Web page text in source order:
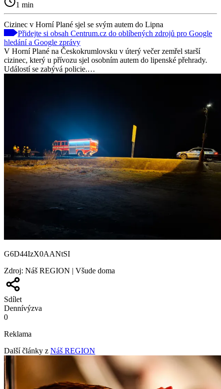
1 min
Cizinec v Horní Plané sjel se svým autem do Lipna
Přidejte si obsah Centrum.cz do oblíbených zdrojů pro Google
hledání a Google zprávy
V Horní Plané na Českokrumlovsku v úterý večer zemřel starší
cizinec, který u přívozu sjel osobním autem do lipenské přehrady.
Událostí se zabývá policie.…
G6D44IzX0AANtSI
Zdroj: Náš REGION | Všude doma
Sdílet
Dennívýzva
0
Reklama
Další články z Náš REGION